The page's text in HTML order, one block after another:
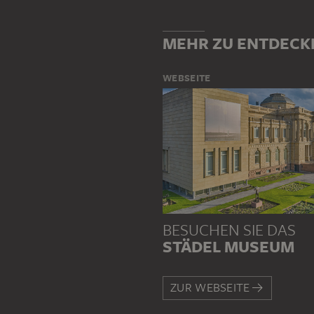
MEHR ZU
WEBSEITE
BESUCHEN SIE DAS
STÄDEL MUSEUM
ZUR WEBSEITE